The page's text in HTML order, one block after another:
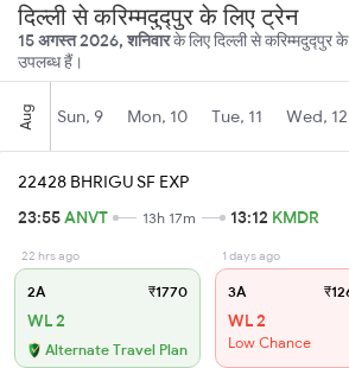
दिल्ली से करिम्मदुद्पुर के लिए ट्रेन
15 अगस्त 2026, शनिवारके लिए दिल्ली से करिम्मदुद्पुर
उपलब्ध हैं।
Aug Sun, 9 Mon, 10 Tue, 11 Wed, 12
22428 BHRIGU SF EXP
23:55ANVT 13h 17m 13:12 KMDR
22 hrs ago
2A ₹1770
WL 2
Alternate Travel Plan
1 days ago
3A
WL 2
Low Chance